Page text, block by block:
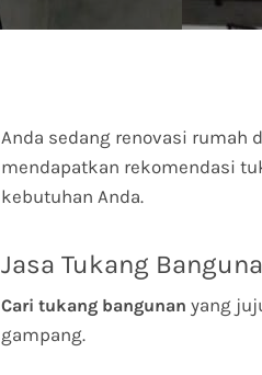
Anda sedang renovasi rumah
mendapatkan rekomendasi
kebutuhan Anda.
Jasa Tukang
Cari tukang bangunan yang
gampang.